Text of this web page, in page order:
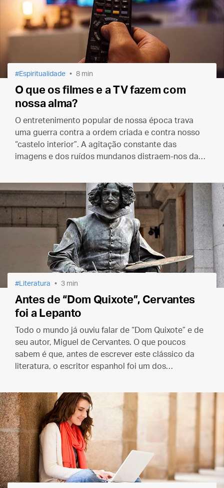
Espiritualidade 8 min
O que os filmes e a TV fazem com
nossa alma?
O entretenimento popular de nossa época trava
uma guerra contra a ordem criada e contra nosso
“castelo interior”. A agitação constante das
imagens e dos ruídos mundanos distraem-nos da
Literatura 3 min
Antes de “Dom Quixote”, Cervantes
foi a Lepanto
Todo o mundo já ouviu falar de “Dom Quixote” e de
seu autor, Miguel de Cervantes. O que poucos
sabem é que, antes de escrever este clássico da
literatura, o escritor espanhol foi um dos